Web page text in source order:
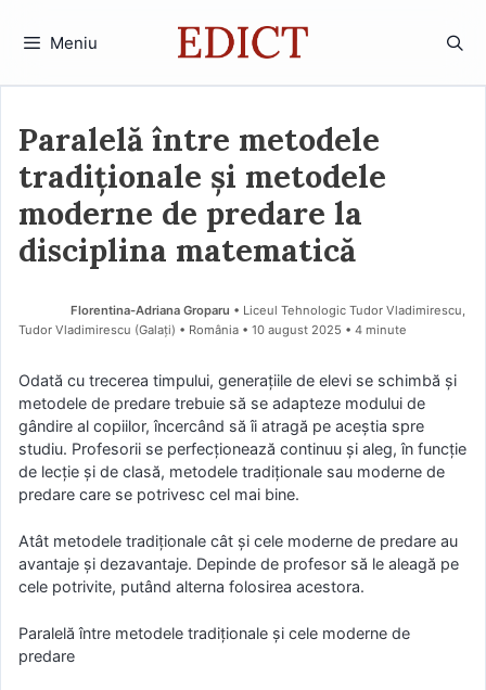
Meniu
Paralelă între metodele
tradiționale și metodele
moderne de predare la
disciplina matematică
Florentina-Adriana Groparu • Liceul Tehnologic Tudor Vladimirescu,
Tudor Vladimirescu (Galaţi) • România
10 august 2025 • 4 minute
Odată cu trecerea timpului, generațiile de elevi se schimbă și
metodele de predare trebuie să se adapteze modului de
gândire al copiilor, încercând să îi atragă pe aceștia spre
studiu. Profesorii se perfecționează continuu și aleg, în funcție
de lecție și de clasă, metodele tradiționale sau moderne de
predare care se potrivesc cel mai bine.
Atât metodele tradiționale cât și cele moderne de predare au
avantaje și dezavantaje. Depinde de profesor să le aleagă pe
cele potrivite, putând alterna folosirea acestora.
Paralelă între metodele tradiționale și cele moderne de
predare